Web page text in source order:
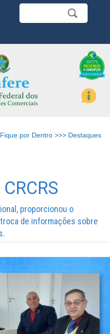
por Dentro >>> Destaques
proporcionou o
de informações sobre